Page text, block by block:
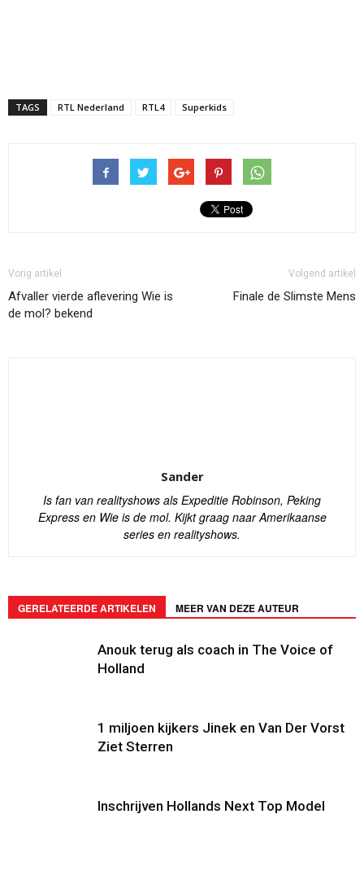
TAGS RTL Nederland RTL4 Superkids
Vorig artikel
Afvaller vierde aflevering Wie is
de mol? bekend
Volgend artikel
Finale de Slimste Mens
Sander
Is fan van realityshows als Expeditie Robinson, Peking
Express en Wie is de mol. Kijkt graag naar Amerikaanse
series en realityshows.
GERELATEERDE ARTIKELEN MEER VAN DEZE AUTEUR
Anouk terug als coach in The Voice of
Holland
1 miljoen kijkers Jinek en Van Der Vorst
Ziet Sterren
Inschrijven Hollands Next Top Model